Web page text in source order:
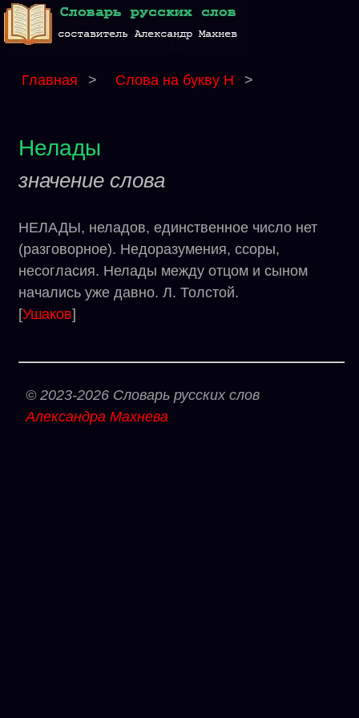
Главная > Слова на букву Н >
Нелады
значение слова
НЕЛАДЫ, неладов, единственное число нет
(разговорное). Недоразумения, ссоры,
несогласия. Нелады между отцом и сыном
начались уже давно. Л. Толстой.
[Ушаков]
© 2023-2026 Словарь русских слов
Александра Махнева